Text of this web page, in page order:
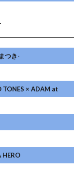
つき-
TONES × ADAM at
HERO